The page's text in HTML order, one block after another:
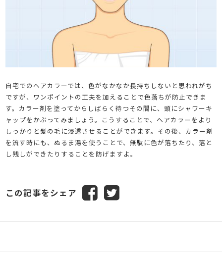
自宅でのヘアカラーでは、色がなかなか長持ちしないと思われがち
ですが、ワンポイントの工夫を加えることで色落ちが防止できま
す。カラー剤を塗ってからしばらく待つその間に、頭にシャワーキ
ャップをかぶってみましょう。こうすることで、ヘアカラーをより
しっかりと髪の毛に浸透させることができます。その後、カラー剤
を流す時にも、ぬるま湯を使うことで、無駄に色が落ちたり、落と
し残しができたりすることを防げますよ。
この記事をシェア